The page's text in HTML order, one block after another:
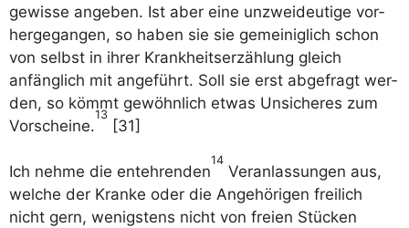
gewis­se ange­ben. Ist aber eine unzwei­deu­ti­ge vor­
her­ge­gan­gen, so haben sie sie gemei­nig­lich schon
von selbst in ihrer Krank­heits­er­zäh­lung gleich
anfäng­lich mit ange­führt. Soll sie erst abge­fragt wer­
den, so kömmt gewöhn­lich etwas Unsi­che­res zum
Vor­schei­ne.
13
[31]
Ich neh­me die ent­eh­ren­den
14
Ver­an­las­sun­gen aus,
wel­che der Kran­ke oder die Ange­hö­ri­gen frei­lich
nicht gern, wenigs­tens nicht von frei­en Stü­cken